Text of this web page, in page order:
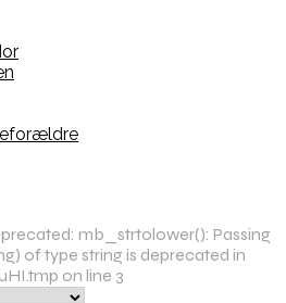
mb_strtolower(): Passing
of type string is deprecated in
on line 3